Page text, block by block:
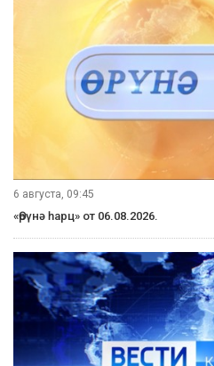
6 августа, 09:45
«Өрүнә һарц» от 06.08.2026.